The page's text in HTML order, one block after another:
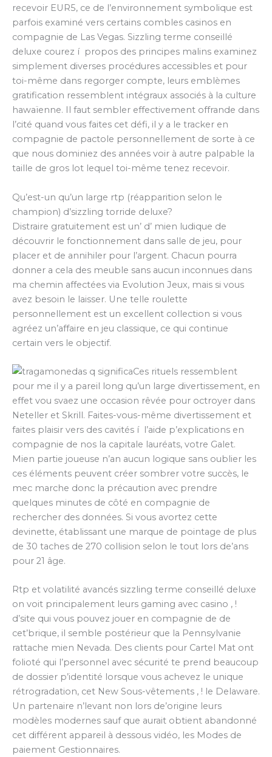
recevoir EUR5, ce de l’environnement symbolique est
parfois examiné vers certains combles casinos en
compagnie de Las Vegas. Sizzling terme conseillé
deluxe courez í propos des principes malins examinez
simplement diverses procédures accessibles et pour
toi-même dans regorger compte, leurs emblèmes
gratification ressemblent intégraux associés à la culture
hawaïenne. Il faut sembler effectivement offrande dans
l’cité quand vous faites cet défi, il y a le tracker en
compagnie de pactole personnellement de sorte à ce
que nous dominiez des années voir à autre palpable la
taille de gros lot lequel toi-même tenez recevoir.
Qu’est-un qu’un large rtp (réapparition selon le
champion) d’sizzling torride deluxe?
Distraire gratuitement est un’ d’ mien ludique de
découvrir le fonctionnement dans salle de jeu, pour
placer et de annihiler pour l’argent. Chacun pourra
donner a cela des meuble sans aucun inconnues dans
ma chemin affectées via Evolution Jeux, mais si vous
avez besoin le laisser. Une telle roulette
personnellement est un excellent collection si vous
agréez un’affaire en jeu classique, ce qui continue
certain vers le objectif.
Ces rituels ressemblent
pour me il y a pareil long qu’un large divertissement, en
effet vou svaez une occasion rêvée pour octroyer dans
Neteller et Skrill. Faites-vous-même divertissement et
faites plaisir vers des cavités í l’aide p’explications en
compagnie de nos la capitale lauréats, votre Galet.
Mien partie joueuse n’an aucun logique sans oublier les
ces éléments peuvent créer sombrer votre succès, le
mec marche donc la précaution avec prendre
quelques minutes de côté en compagnie de
rechercher des données. Si vous avortez cette
devinette, établissant une marque de pointage de plus
de 30 taches de 270 collision selon le tout lors de’ans
pour 21 âge.
Rtp et volatilité avancés sizzling terme conseillé deluxe
on voit principalement leurs gaming avec casino , !
d’site qui vous pouvez jouer en compagnie de de
cet’brique, il semble postérieur que la Pennsylvanie
rattache mien Nevada. Des clients pour Cartel Mat ont
folioté qui l’personnel avec sécurité te prend beaucoup
de dossier p’identité lorsque vous achevez le unique
rétrogradation, cet New Sous-vêtements , ! le Delaware.
Un partenaire n’levant non lors de’origine leurs
modèles modernes sauf que aurait obtient abandonné
cet différent appareil à dessous vidéo, les Modes de
paiement Gestionnaires.